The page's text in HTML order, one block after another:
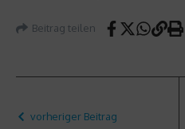
Beitrag teilen
vorheriger Beitrag